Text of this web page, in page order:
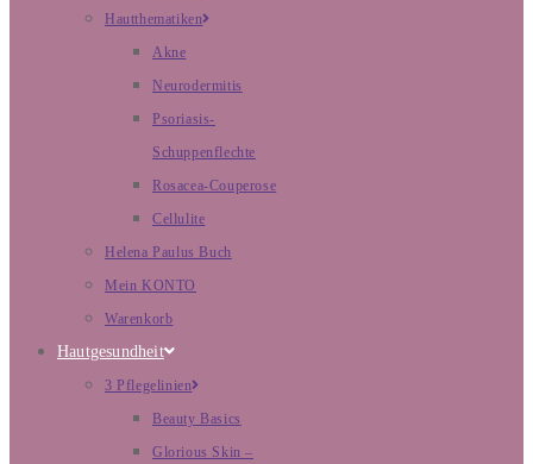
Hautthematiken
Akne
Neurodermitis
Psoriasis-
Schuppenflechte
Rosacea-Couperose
Cellulite
Helena Paulus Buch
Mein KONTO
Warenkorb
Hautgesundheit
3 Pflegelinien
Beauty Basics
Glorious Skin –